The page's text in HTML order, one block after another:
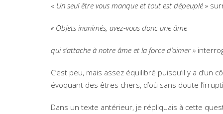
« Un seul être vous manque et tout est dépeuplé »
« Objets inanimés, avez-vous donc une âme
qui s’attache à notre âme et la force d’aimer »
C’est peu, mais assez équilibré puisqu’il y a
évoquant des êtres chers, d’où sans doute
Dans un texte antérieur, je répliquais à cette